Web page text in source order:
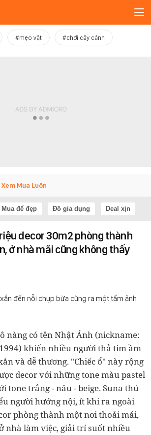
#mẹo vặt #chơi cây cảnh
Xem Mua Luôn
Mua để đẹp Đồ gia dụng Deal xịn
decor 30m2 phòng thành
ở nhà mãi cũng không thấy
đến nỗi chụp bừa cũng ra một tấm ảnh
nàng có tên Nhật Ánh (nickname:
khiến nhiều người thả tim ầm
và dễ thương. "Chiếc ổ" này rộng
decor với những tone màu pastel
tone trắng - nâu - beige. Suna thú
người hướng nội, ít khi ra ngoài
phòng thành một nơi thoải mái,
nhà làm việc, giải trí suốt nhiều